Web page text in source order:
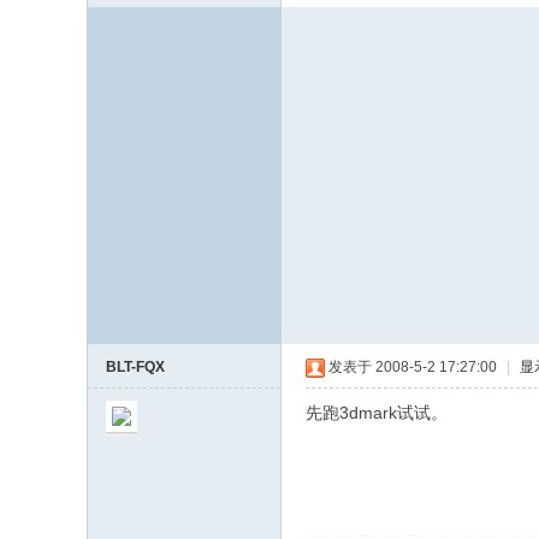
BLT-FQX 发表于 2008-5-2 17:27:00 显
先跑3dmark试试。